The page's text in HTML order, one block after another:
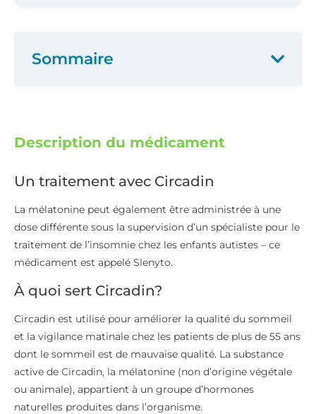
Description du médicament
Un traitement avec Circadin
La mélatonine peut également être administrée à une
dose différente sous la supervision d’un spécialiste pour le
traitement de l’insomnie chez les enfants autistes – ce
médicament est appelé Slenyto.
À quoi sert Circadin?
Circadin est utilisé pour améliorer la qualité du sommeil
et la vigilance matinale chez les patients de plus de 55 ans
dont le sommeil est de mauvaise qualité. La substance
active de Circadin, la mélatonine (non d’origine végétale
ou animale), appartient à un groupe d’hormones
naturelles produites dans l’organisme.
Sommaire